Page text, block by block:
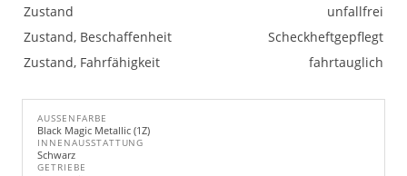
Zustand
unfallfrei
Zustand, Beschaffenheit
Scheckheftgepflegt
Zustand, Fahrfähigkeit
fahrtauglich
AUSSENFARBE
Black Magic Metallic (1Z)
INNENAUSSTATTUNG
Schwarz
GETRIEBE